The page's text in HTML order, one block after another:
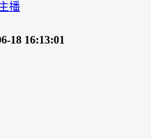
播
18 16:13:01